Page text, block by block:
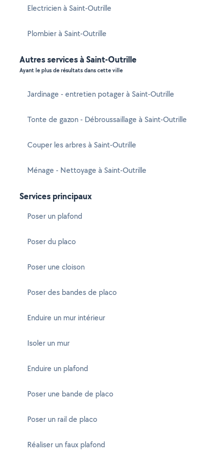
Electricien à Saint-Outrille
Plombier à Saint-Outrille
Autres services à Saint-Outrille
Ayant le plus de résultats dans cette ville
Jardinage - entretien potager à Saint-Outrille
Tonte de gazon - Débroussaillage à Saint-Outrille
Couper les arbres à Saint-Outrille
Ménage - Nettoyage à Saint-Outrille
Services principaux
Poser un plafond
Poser du placo
Poser une cloison
Poser des bandes de placo
Enduire un mur intérieur
Isoler un mur
Enduire un plafond
Poser une bande de placo
Poser un rail de placo
Réaliser un faux plafond